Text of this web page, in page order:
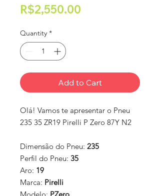
R$2,550.00
Quantity *
Add to Cart
Olá! Vamos te apresentar o Pneu
235 35 ZR19 Pirelli P Zero 87Y N2
Dimensão do Pneu: 235
Perfil do Pneu: 35
Aro: 19
Marca: Pirelli